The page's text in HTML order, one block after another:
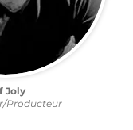
Producteur
Joly